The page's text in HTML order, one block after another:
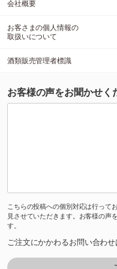
会社概要
お客さまの個人情報の
取扱いについて
酒類販売管理者標識
お客様の声をお聞かせく
こちらの投稿への個別対応は行って
見させていただきます。お客様の声
す。
ご注文にかかわるお問い合わせ